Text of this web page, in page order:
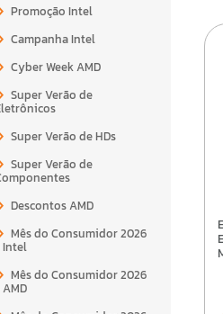
Promoção Intel
Campanha Intel
Cyber Week AMD
Super Verão de
Super Verão de HDs
Super Verão de
Descontos AMD
Mês do Consumidor 2026
Intel
Mês do Consumidor 2026
Ecotank